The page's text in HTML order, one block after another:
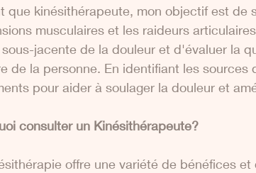
que kinésithérapeute, mon objectif est de
musculaires et les raideurs
jacente de la douleur et d'évaluer la
de la personne. En identifiant les
pour aider à soulager la douleur et
consulter un Kinésithérapeute?
offre une variété de bénéfices